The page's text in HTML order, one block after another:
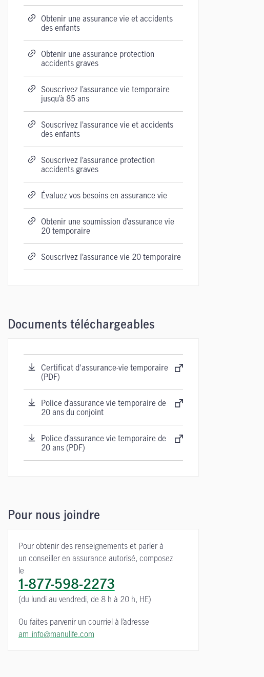
Obtenir une assurance vie et accidents
des enfants
Obtenir une assurance protection
accidents graves
Souscrivez l’assurance vie temporaire
jusqu’à 85 ans
Souscrivez l’assurance vie et accidents
des enfants
Souscrivez l’assurance protection
accidents graves
Évaluez vos besoins en assurance vie
Obtenir une soumission d’assurance vie
20 temporaire
Souscrivez l’assurance vie 20 temporaire
Documents téléchargeables
Certificat d'assurance-vie temporaire
(PDF)
Police d’assurance vie temporaire de
20 ans du conjoint
Police d’assurance vie temporaire de
20 ans (PDF)
Pour nous joindre
Pour obtenir des renseignements et parler à
un conseiller en assurance autorisé, composez
le
1-877-598-2273
(du lundi au vendredi, de 8 h à 20 h, HE)
Ou faites parvenir un courriel à l’adresse
am_info@manulife.com